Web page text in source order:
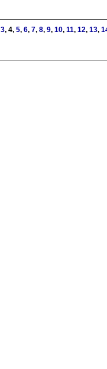
3, 4, 5, 6, 7, 8, 9, 10, 11, 12, 13,